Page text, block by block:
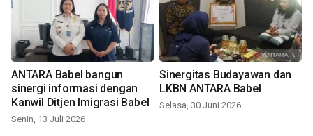
ANTARA Babel bangun
sinergi informasi dengan
Kanwil Ditjen Imigrasi Babel
Senin, 13 Juli 2026
Sinergitas Budayawan dan
LKBN ANTARA Babel
Selasa, 30 Juni 2026